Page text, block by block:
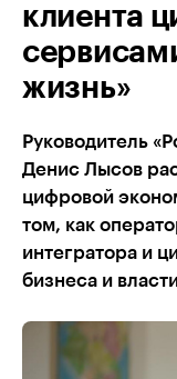
клиента
жизнь»
Руководитель
Денис Лысов
цифровой
том, как
интегратора и
бизнеса и